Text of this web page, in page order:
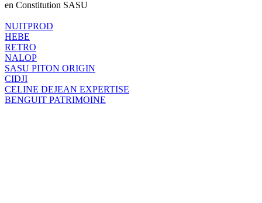
en Constitution SASU
NUITPROD
HEBE
RETRO
NALOP
SASU PITON ORIGIN
CIDJI
CELINE DEJEAN EXPERTISE
BENGUIT PATRIMOINE